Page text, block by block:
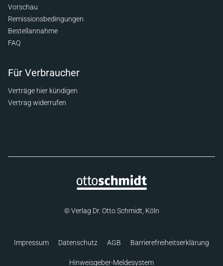
Vorschau
Remissionsbedingungen
Bestellannahme
FAQ
Für Verbraucher
Verträge hier kündigen
Vertrag widerrufen
© Verlag Dr. Otto Schmidt, Köln
Impressum Datenschutz AGB Barrierefreiheitserklärung
Hinweisgeber-Meldesystem